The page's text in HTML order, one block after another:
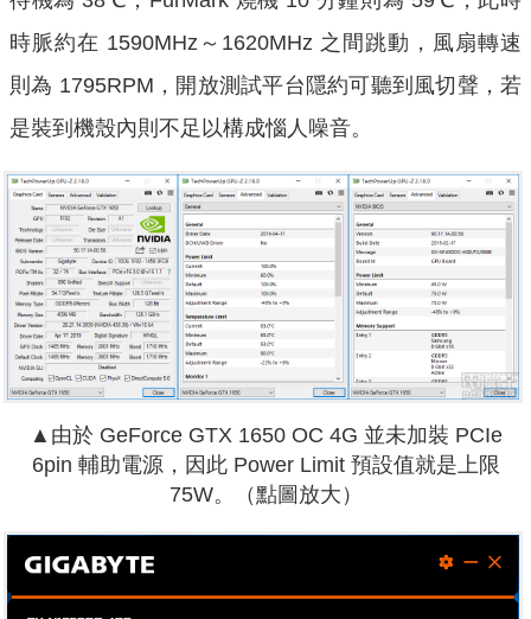
時脈約在 1590MHz～1620MHz 之間跳動，風扇轉速
則為 1795RPM，開放測試平台隱約可聽到風切聲，若
是裝到機殼內則不足以構成惱人噪音。
▲由於 GeForce GTX 1650 OC 4G 並未加裝 PCIe
6pin 輔助電源，因此 Power Limit 預設值就是上限
75W。（點圖放大）